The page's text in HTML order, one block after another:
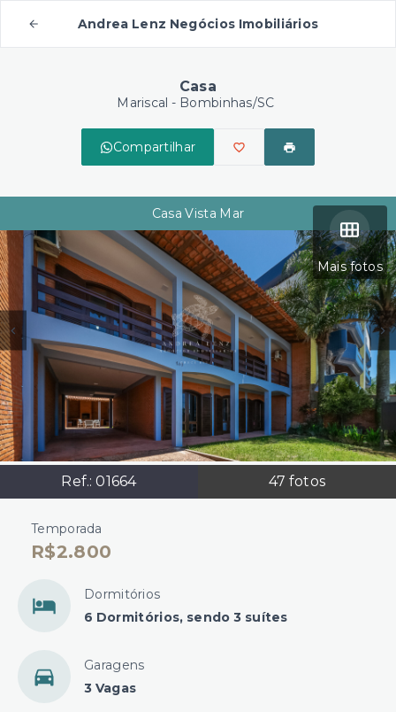
Andrea Lenz Negócios Imobiliários
Casa
Mariscal - Bombinhas/SC
Compartilhar
Mais fotos
Ref.:01664 47 fotos
Casa Vista Mar
Temporada
R$2.800
Dormitórios
6 Dormitórios, sendo 3 suítes
Garagens
3 Vagas